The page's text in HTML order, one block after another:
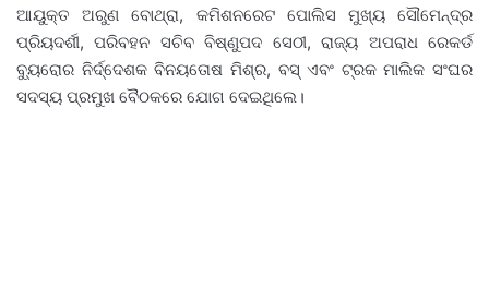
ଆୟୁକ୍ତ ଅରୁଣ ବୋଥ୍ରା, କମିଶନରେଟ ପୋଲିସ ମୁଖ୍ୟ ସୌମେନ୍ଦ୍ର
ପ୍ରିୟଦର୍ଶୀ, ପରିବହନ ସଚିବ ବିଷ୍ଣୁପଦ ସେଠୀ, ରାଜ୍ୟ ଅପରାଧ ରେକର୍ଡ
ବ୍ୟୁରୋର ନିର୍ଦ୍ଦେଶକ ବିନୟତୋଷ ମିଶ୍ର, ବସ୍ ଏବଂ ଟ୍ରକ ମାଲିକ ସଂଘର
ସଦସ୍ୟ ପ୍ରମୁଖ ବୈଠକରେ ଯୋଗ ଦେଇଥିଲେ।